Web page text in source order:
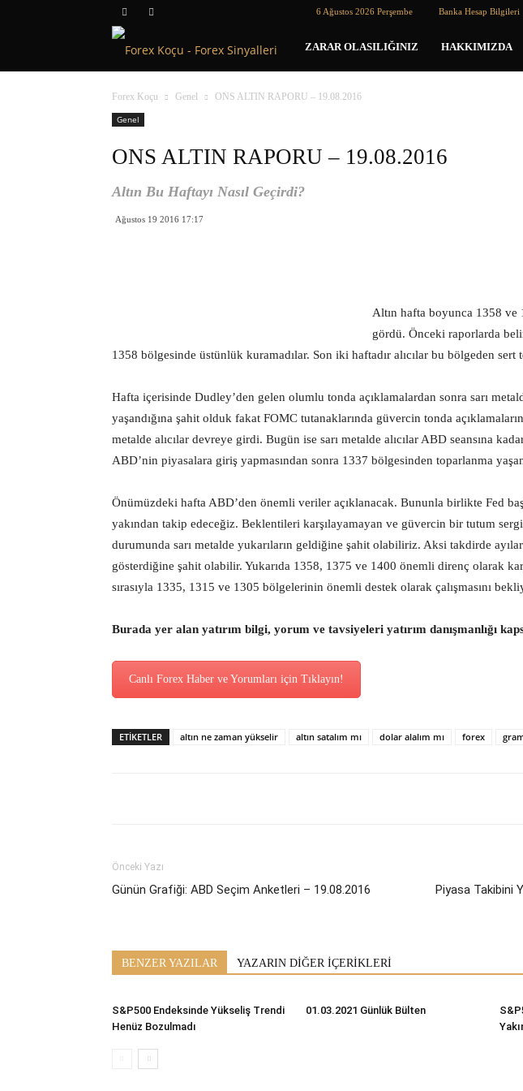
6 Ağustos 2026 Perşembe Banka Hesap Bilgileri
Forex
Koçu
ZARAR OLASILIĞINIZ HAKKIMIZDA
Forex Koçu Genel
ONS ALTIN RAPORU – 19.08.2016
Genel
ONS ALTIN RAPORU – 19.08.2016
Altın Bu Haftayı Nasıl Geçirdi?
Ağustos 19 2016 17:17
Altın hafta boyunca 1358 ve
gördü. Önceki raporlarda
1358 bölgesinde üstünlük kuramadılar. Son iki haftadır alıcılar bu bölgeden sert
Hafta içerisinde Dudley’den gelen olumlu tonda açıklamalardan sonra sarı
yaşandığına şahit olduk fakat FOMC tutanaklarında güvercin tonda
metalde alıcılar devreye girdi. Bugün ise sarı metalde alıcılar ABD seansına
ABD’nin piyasalara giriş yapmasından sonra 1337 bölgesinden toparlanma
Önümüzdeki hafta ABD’den önemli veriler açıklanacak. Bununla birlikte Fed
yakından takip edeceğiz. Beklentileri karşılayamayan ve güvercin bir tutum
durumunda sarı metalde yukarıların geldiğine şahit olabiliriz. Aksi takdirde
gösterdiğine şahit olabilir. Yukarıda 1358, 1375 ve 1400 önemli direnç olarak
sırasıyla 1335, 1315 ve 1305 bölgelerinin önemli destek olarak çalışmasını
Burada yer alan yatırım bilgi, yorum ve tavsiyeleri yatırım danışmanlığı
Canlı Forex Haber ve Yorumları için Tıklayın!
ETİKETLER altın ne zaman yükselir altın satalım mı dolar alalım mı forex
Önceki Yazı
Günün Grafiği: ABD Seçim Anketleri – 19.08.2016
Piyasa Takibini
BENZER YAZILAR YAZARIN DİĞER İÇERİKLERİ
S&P500 Endeksinde Yükseliş Trendi
Henüz Bozulmadı
01.03.2021 Günlük Bülten